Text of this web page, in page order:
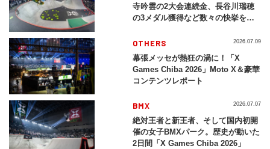
寺吟雲の2大会連続金、長谷川瑞穂
の3メダル獲得など数々の快挙をプ
2026」
OTHERS
幕張メッセが熱狂の渦に！「X
Games Chiba 2026」Moto X＆豪華
コンテンツレポート
2026.07.09
BMX
絶対王者と新王者、そして国内初開
催の女子BMXパーク。歴史が動いた
2日間「X Games Chiba 2026」
2026.07.07